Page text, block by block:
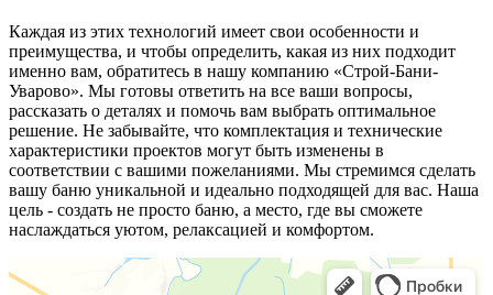
Каждая из этих технологий имеет свои особенности и
преимущества, и чтобы определить, какая из них подходит
именно вам, обратитесь в нашу компанию «Строй-Бани-
Уварово». Мы готовы ответить на все ваши вопросы,
рассказать о деталях и помочь вам выбрать оптимальное
решение. Не забывайте, что комплектация и технические
характеристики проектов могут быть изменены в
соответствии с вашими пожеланиями. Мы стремимся сделать
вашу баню уникальной и идеально подходящей для вас. Наша
цель - создать не просто баню, а место, где вы сможете
наслаждаться уютом, релаксацией и комфортом.